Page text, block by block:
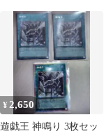
¥ 2,650
遊戯王 神鳴り 3枚セッ